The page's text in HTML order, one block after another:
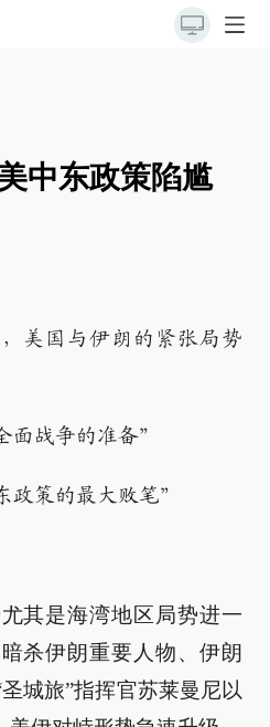
中东政策陷尴
美国与伊朗的紧张局势
面战争的准备”
政策的最大败笔”
其是海湾地区局势进一
杀伊朗重要人物、伊朗
城旅”指挥官苏莱曼尼以